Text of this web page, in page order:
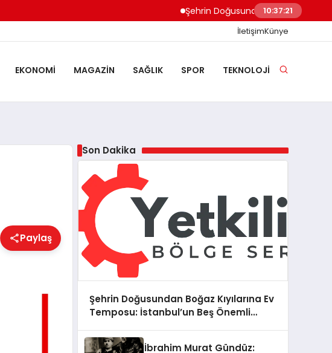
Şehrin Doğusundan Boğaz Kıyılarına
10:37:22
İletişimKünye
EKONOMI MAGAZIN SAĞLIK SPOR TEKNOLOJI
Paylaş
Son Dakika
Şehrin Doğusundan Boğaz Kıyılarına Ev
Temposu: İstanbul’un Beş Önemli
İbrahim Murat Gündüz: